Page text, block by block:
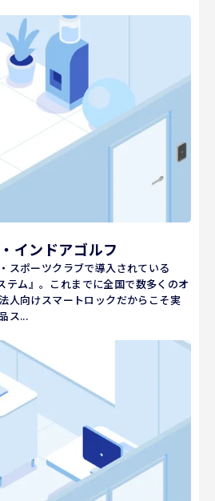
インドアゴルフ
スポーツクラブで導入されている
テム』。これまでに全国で数多くのオ
人向けスマートロックだからこそ実
ス...